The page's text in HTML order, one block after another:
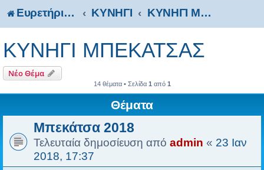
Ευρετήριο Δ. Συζήτησης ΚΥΝΗΓΙ ΚΥΝΗΓΙ ΜΠΕΚΑΤΣΑΣ
ΚΥΝΗΓΙ ΜΠΕΚΑΤΣΑΣ
Νέο Θέμα
14 θέματα • Σελίδα 1 από 1
Θέματα
Μπεκάτσα 2018
Τελευταία δημοσίευση από admin « 23 Ιαν
2018, 17:37